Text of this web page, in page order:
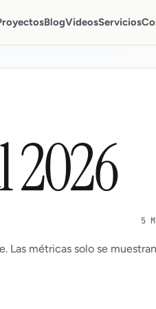
BlogVideosServicios
2026
5
Las métricas solo se muestran